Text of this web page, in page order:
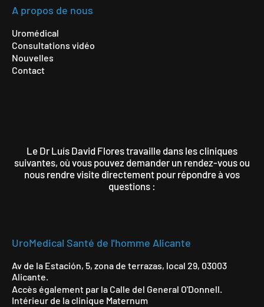
A propos de nous
Uromédical
Consultations vidéo
Nouvelles
Contact
Le Dr Luís David Flores travaille dans les cliniques
suivantes, où vous pouvez demander un rendez-vous ou
nous rendre visite directement pour répondre à vos
questions :
UroMedical Santé de l'homme Alicante
Av de la Estación, 5, zona de terrazas, local 29, 03003
Alicante.
Accès également par la Calle del General O'Donnell.
Intérieur de la clinique Maternum